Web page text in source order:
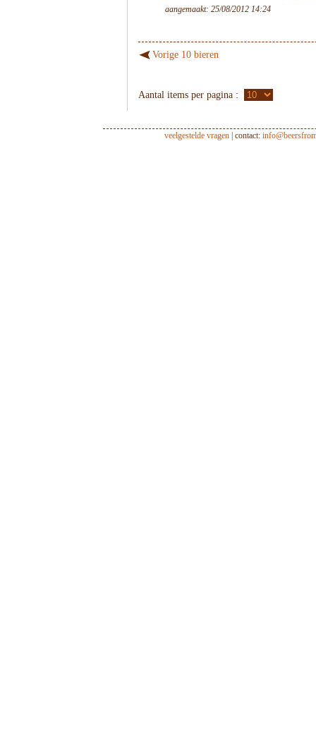
aangemaakt: 25/08/2012 14:24
Vorige 10 bieren
Aantal items per pagina :
veelgestelde vragen | contact: